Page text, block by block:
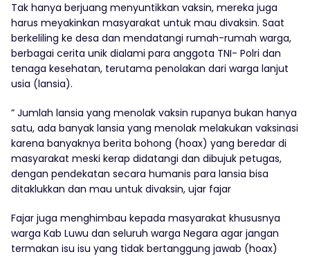
Tak hanya berjuang menyuntikkan vaksin, mereka juga
harus meyakinkan masyarakat untuk mau divaksin. Saat
berkeliling ke desa dan mendatangi rumah-rumah warga,
berbagai cerita unik dialami para anggota TNI- Polri dan
tenaga kesehatan, terutama penolakan dari warga lanjut
usia (lansia).
” Jumlah lansia yang menolak vaksin rupanya bukan hanya
satu, ada banyak lansia yang menolak melakukan vaksinasi
karena banyaknya berita bohong (hoax) yang beredar di
masyarakat meski kerap didatangi dan dibujuk petugas,
dengan pendekatan secara humanis para lansia bisa
ditaklukkan dan mau untuk divaksin, ujar fajar
Fajar juga menghimbau kepada masyarakat khususnya
warga Kab Luwu dan seluruh warga Negara agar jangan
termakan isu isu yang tidak bertanggung jawab (hoax)